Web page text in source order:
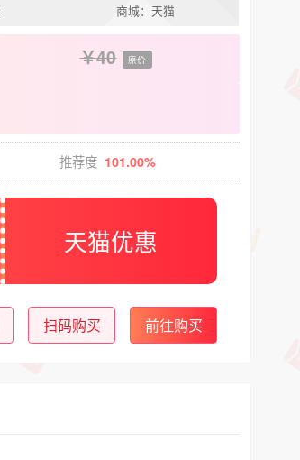
商城：天猫
40 原价
推荐度 101.00%
天猫优惠
扫码购买 前往购买